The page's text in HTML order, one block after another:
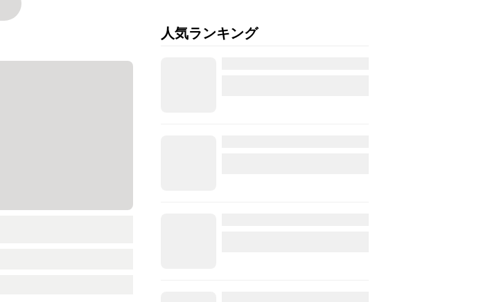
人気ランキング